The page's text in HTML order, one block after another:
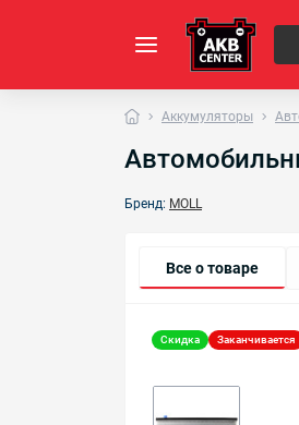
Аккумуляторы
Бренд: MOLL
Все о товаре
Скидка Заканчивается